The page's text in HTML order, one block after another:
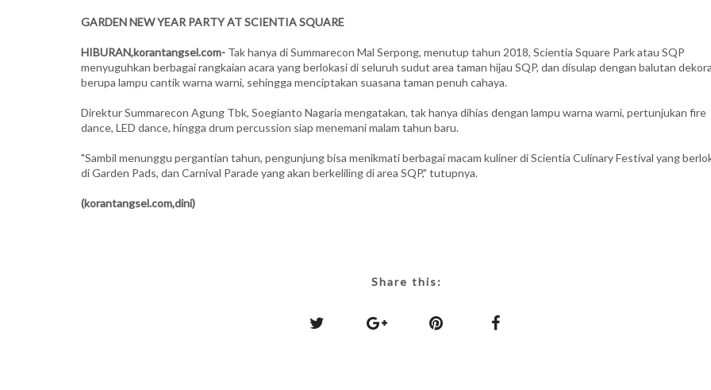
GARDEN NEW YEAR PARTY AT SCIENTIA SQUARE
HIBURAN,korantangsel.com- Tak hanya di Summarecon Mal Serpong, menutup tahun 2018, Scientia Square Park atau SQP
menyuguhkan berbagai rangkaian acara yang berlokasi di seluruh sudut area taman hijau SQP, dan disulap dengan balutan
berupa lampu cantik warna warni, sehingga menciptakan suasana taman penuh cahaya.
Direktur Summarecon Agung Tbk, Soegianto Nagaria mengatakan, tak hanya dihias dengan lampu warna warni, pertunjukan fire
dance, LED dance, hingga drum percussion siap menemani malam tahun baru.
"Sambil menunggu pergantian tahun, pengunjung bisa menikmati berbagai macam kuliner di Scientia Culinary Festival yang
di Garden Pads, dan Carnival Parade yang akan berkeliling di area SQP," tutupnya.
(korantangsel.com,dini)
Share this: